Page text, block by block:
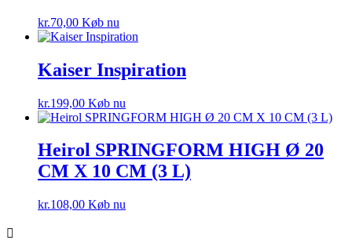
kr.70,00 Køb nu
Kaiser Inspiration
kr.199,00 Køb nu
Heirol SPRINGFORM HIGH Ø 20
CM X 10 CM (3 L)
kr.108,00 Køb nu